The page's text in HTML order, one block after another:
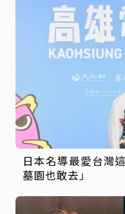
日本名導最愛台灣
墓園也敢去」